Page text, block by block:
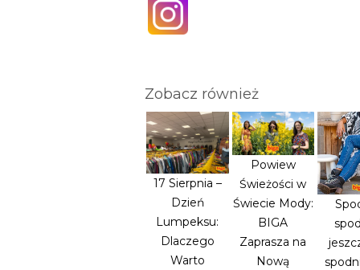
Zobacz również
17 Sierpnia –
Dzień
Lumpeksu:
Dlaczego
Warto
Powiew
Świeżości w
Świecie Mody:
BIGA
Zaprasza na
Nową